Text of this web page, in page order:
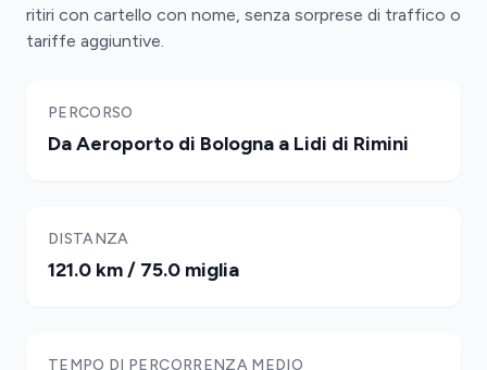
ritiri con cartello con nome, senza sorprese di traffico o
tariffe aggiuntive.
PERCORSO
Da Aeroporto di Bologna a Lidi di Rimini
DISTANZA
121.0 km / 75.0 miglia
TEMPO DI PERCORRENZA MEDIO